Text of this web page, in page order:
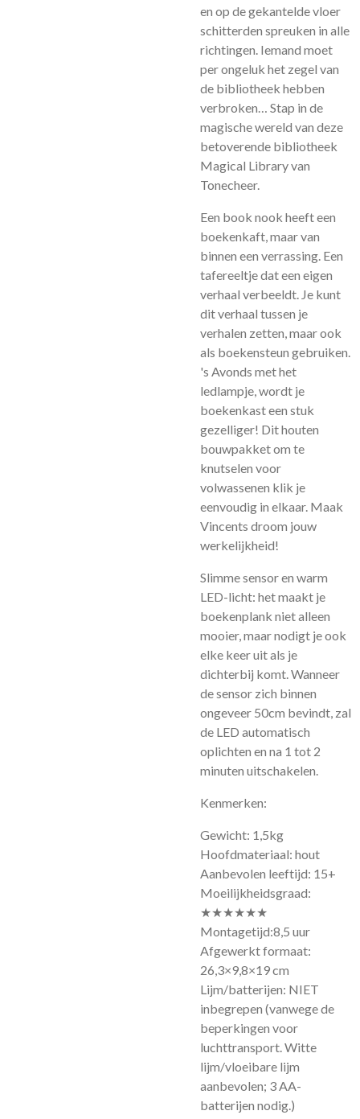
en op de gekantelde vloer
schitterden spreuken in alle
richtingen. Iemand moet
per ongeluk het zegel van
de bibliotheek hebben
verbroken… Stap in de
magische wereld van deze
betoverende bibliotheek
Magical Library van
Tonecheer.
Een book nook heeft een
boekenkaft, maar van
binnen een verrassing. Een
tafereeltje dat een eigen
verhaal verbeeldt. Je kunt
dit verhaal tussen je
verhalen zetten, maar ook
als boekensteun gebruiken.
's Avonds met het
ledlampje, wordt je
boekenkast een stuk
gezelliger! Dit houten
bouwpakket om te
knutselen voor
volwassenen klik je
eenvoudig in elkaar. Maak
Vincents droom jouw
werkelijkheid!
Slimme sensor en warm
LED-licht: het maakt je
boekenplank niet alleen
mooier, maar nodigt je ook
elke keer uit als je
dichterbij komt. Wanneer
de sensor zich binnen
ongeveer 50cm bevindt, zal
de LED automatisch
oplichten en na 1 tot 2
minuten uitschakelen.
Kenmerken:
Gewicht: 1,5kg
Hoofdmateriaal: hout
Aanbevolen leeftijd: 15+
Moeilijkheidsgraad:
★★★★★★
Montagetijd:8,5 uur
Afgewerkt formaat:
26,3×9,8×19 cm
Lijm/batterijen: NIET
inbegrepen (vanwege de
beperkingen voor
luchttransport. Witte
lijm/vloeibare lijm
aanbevolen; 3 AA-
batterijen nodig.)